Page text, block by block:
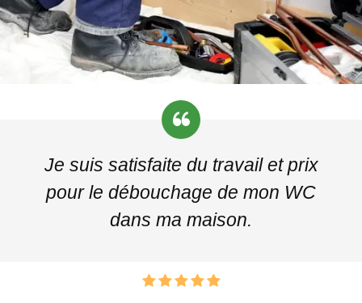
Je suis satisfaite du travail et prix
pour le débouchage de mon WC
dans ma maison.